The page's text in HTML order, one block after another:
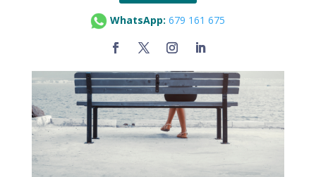
WhatsApp: 679 161 675